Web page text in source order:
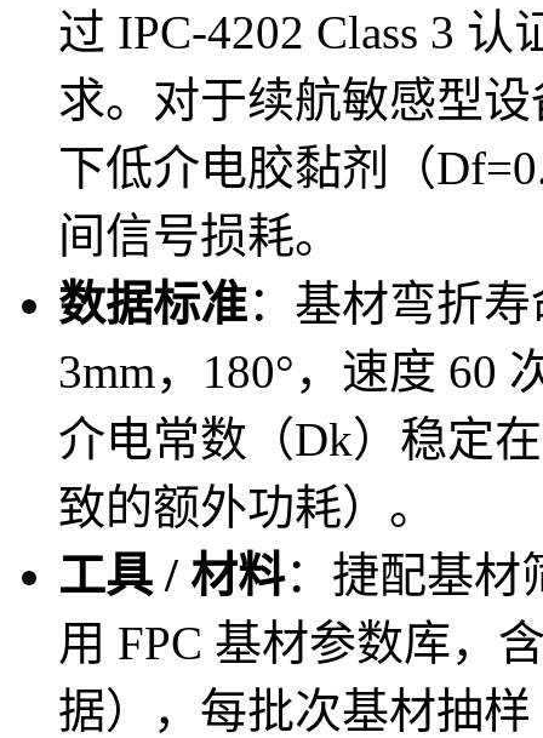
过 IPC-4202 Class 3
求。对于续航敏感型
下低介电胶黏剂（
间信号损耗。
数据标准：基材弯折
3mm，180°，速度 60
介电常数（Dk）稳定
致的额外功耗）。
工具 / 材料：捷配基材
用 FPC 基材参数库，
据），每批次基材抽